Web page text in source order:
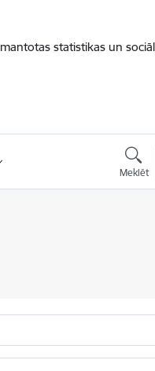
statistikas un
Meklēt